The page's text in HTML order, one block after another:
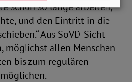
schon so lange arbeiten,
und den Eintritt in die
Aus SoVD-Sicht
möglichst allen Menschen
bis zum regulären